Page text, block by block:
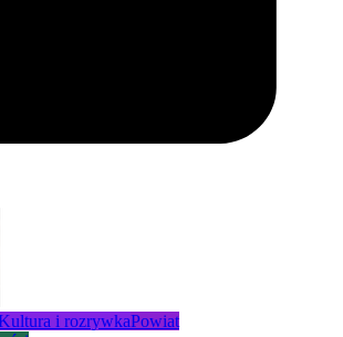
i rozrywkaPowiat